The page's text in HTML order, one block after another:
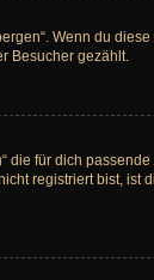
Wenn du diese
Besucher gezählt.
die für dich passende
registriert bist, ist